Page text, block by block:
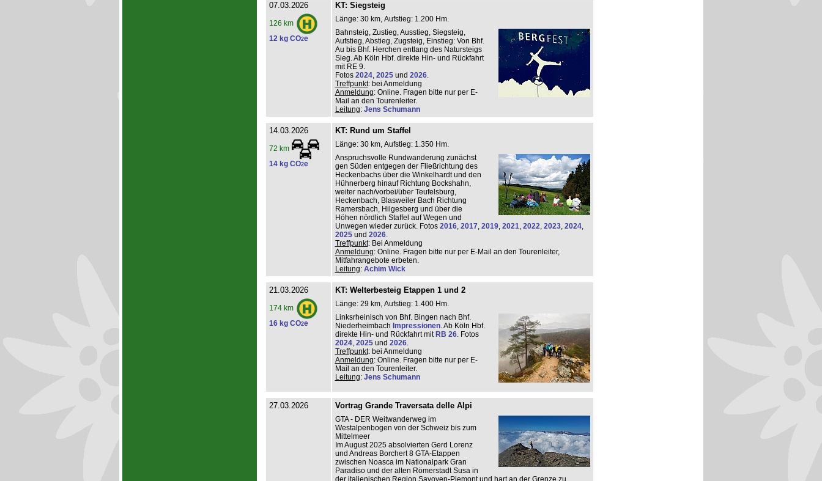
07.03.2026
126 km
12 kg CO2e
KT: Siegsteig
Länge: 30 km, Aufstieg: 1.200 Hm.
Bahnsteig, Zustieg, Ausstieg, Siegsteig,
Aufstieg, Abstieg, Zugsteig, Einstieg: Von Bhf.
Au bis Bhf. Herchen entlang des Natursteigs
Sieg. Ab Köln Hbf. direkte Hin- und Rückfahrt
mit RE 9.
Fotos 2024, 2025und 2026.
Treffpunkt: bei Anmeldung
Anmeldung: Online. Fragen bitte nur per E-
Mail an den Tourenleiter.
Leitung: Jens Schumann
14.03.2026
72 km
14 kg CO2e
KT: Rund um Staffel
Länge: 30 km, Aufstieg: 1.350 Hm.
Anspruchsvolle Rundwanderung zunächst
gen Süden entgegen der Fließrichtung des
Heckenbachs über die Winkelhardt und den
Hühnerberg hinauf Richtung Bockshahn,
weiter nach/vorbei/über Teufelsburg,
Heckenbach, Blasweiler Bach Richtung
Ramersbach, Hilgesberg und über die
Höhen nördlich Staffel auf Wegen und
Unwegen wieder zurück. Fotos 2016, 2017, 2019, 2021, 2022, 2023, 2024,
2025und 2026.
Treffpunkt: Bei Anmeldung
Anmeldung: Online. Fragen bitte nur per E-Mail an den Tourenleiter,
Mitfahrangebote erbeten.
Leitung: Achim Wick
21.03.2026
174 km
16 kg CO2e
KT: Welterbesteig Etappen 1 und 2
Länge: 29 km, Aufstieg: 1.400 Hm.
Linksrheinisch von Bhf. Bingen nach Bhf.
Niederheimbach Impressionen. Ab Köln Hbf.
direkte Hin- und Rückfahrt mit RB 26. Fotos
2024, 2025und 2026.
Treffpunkt: bei Anmeldung
Anmeldung: Online. Fragen bitte nur per E-
Mail an den Tourenleiter.
Leitung: Jens Schumann
27.03.2026 Vortrag Grande Traversata delle Alpi
GTA - DER Weitwanderweg im
Westalpenbogen von der Schweiz bis zum
Mittelmeer
Im August 2025 absolvierten Gerd Lorenz
und Andreas Borchert 8 GTA-Etappen
zwischen Noasca im Nationalpark Gran
Paradiso und der alten Römerstadt Susa in
der italienischen Region Savoyen-Piemont und hart an der Grenze zu